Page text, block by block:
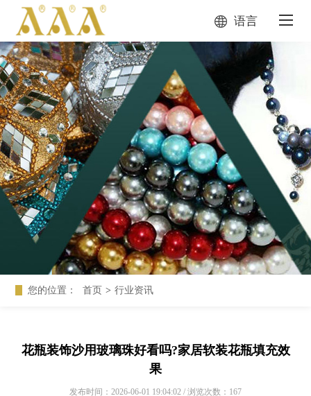
语言
您的位置： 首页 > 行业资讯
花瓶装饰沙用玻璃珠好看吗?家居软装花瓶填充效
果
发布时间：2026-06-01 19:04:02 / 浏览次数：167